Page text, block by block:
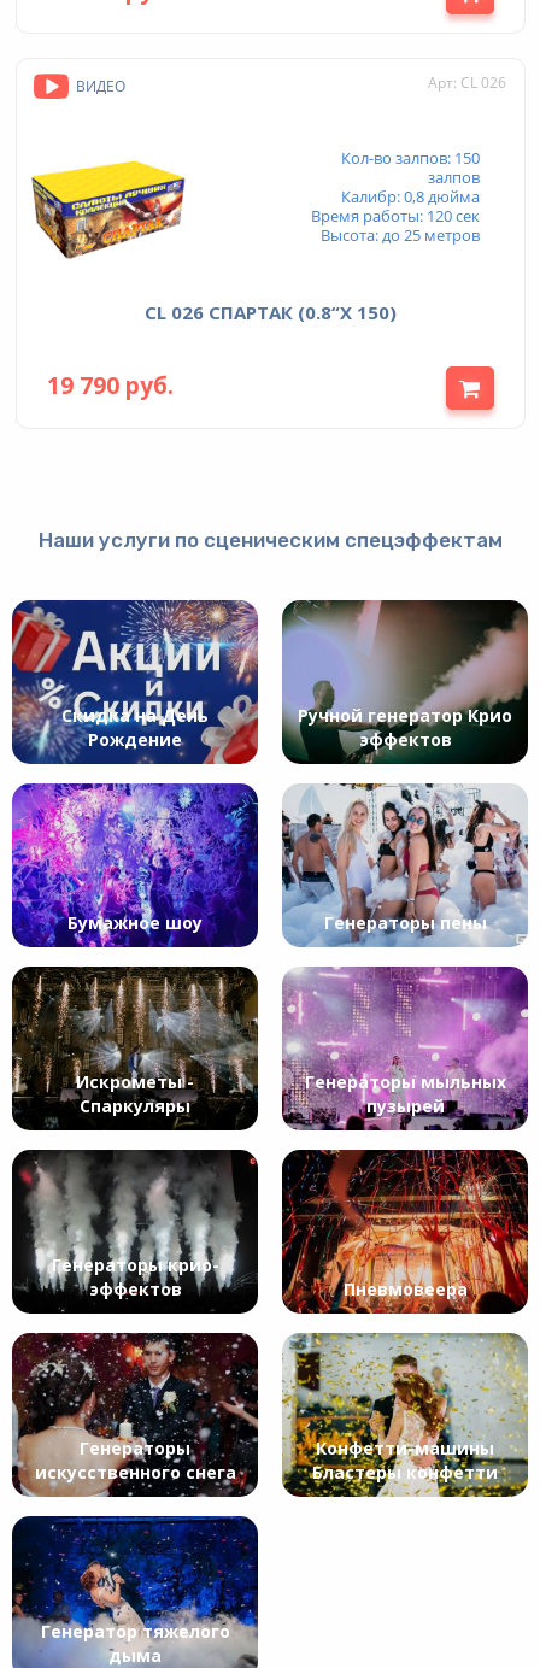
ВИДЕО Арт: CL 026
Кол-во залпов: 150
залпов
Калибр: 0,8 дюйма
Время работы: 120 сек
Высота: до 25 метров
CL 026 СПАРТАК (0.8“X 150)
19 790 руб.
Наши услуги по сценическим спецэффектам
Скидка на День
Рождение
Ручной генератор Крио
эффектов
Бумажное шоу Генераторы пены
Искрометы -
Спаркуляры
Генераторы мыльных
пузырей
Генераторы крио-
эффектов
Пневмовеера
Генераторы
искусственного снега
Конфетти-машины
Бластеры конфетти
Генератор тяжелого
дыма